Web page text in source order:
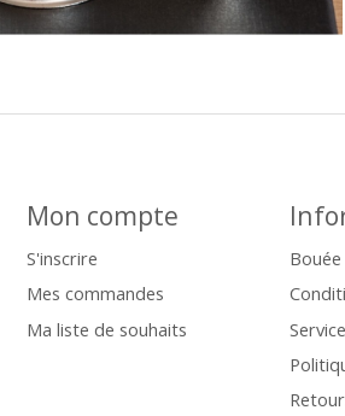
Mon compte
S'inscrire
Mes commandes
Ma liste de souhaits